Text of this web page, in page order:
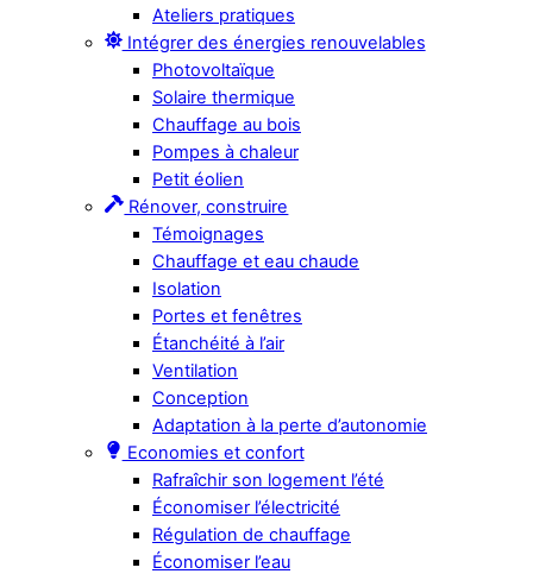
Ateliers pratiques
Intégrer des énergies renouvelables
Photovoltaïque
Solaire thermique
Chauffage au bois
Pompes à chaleur
Petit éolien
Rénover, construire
Témoignages
Chauffage et eau chaude
Isolation
Portes et fenêtres
Étanchéité à l’air
Ventilation
Conception
Adaptation à la perte d’autonomie
Economies et confort
Rafraîchir son logement l’été
Économiser l’électricité
Régulation de chauffage
Économiser l’eau